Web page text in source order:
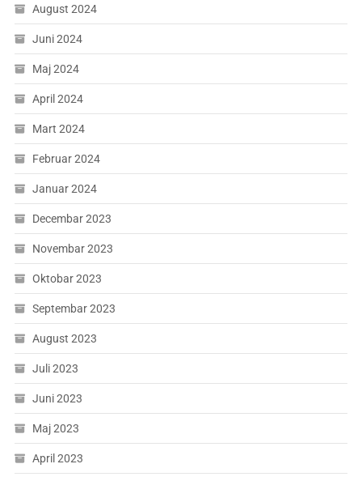
August 2024
Juni 2024
Maj 2024
April 2024
Mart 2024
Februar 2024
Januar 2024
Decembar 2023
Novembar 2023
Oktobar 2023
Septembar 2023
August 2023
Juli 2023
Juni 2023
Maj 2023
April 2023